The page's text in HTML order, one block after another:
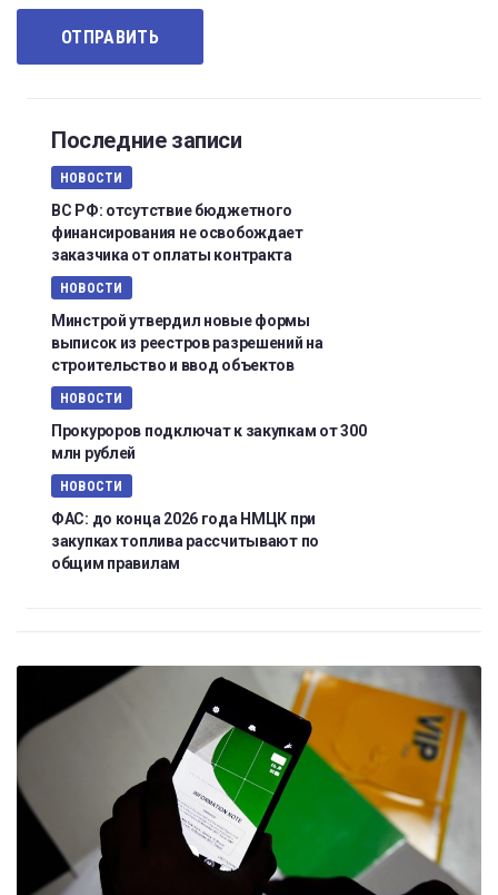
Последние записи
НОВОСТИ
ВС РФ: отсутствие бюджетного
финансирования не освобождает
заказчика от оплаты контракта
НОВОСТИ
Минстрой утвердил новые формы
выписок из реестров разрешений на
строительство и ввод объектов
НОВОСТИ
Прокуроров подключат к закупкам от 300
млн рублей
НОВОСТИ
ФАС: до конца 2026 года НМЦК при
закупках топлива рассчитывают по
общим правилам